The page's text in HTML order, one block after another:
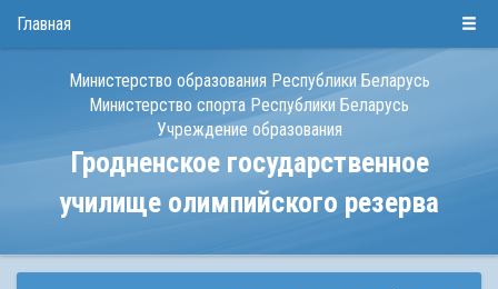
ENG
Министерство образования Республики Беларусь
Министерство спорта Республики Беларусь
Учреждение образования
Гродненское государственное
училище олимпийского резерва
Главная